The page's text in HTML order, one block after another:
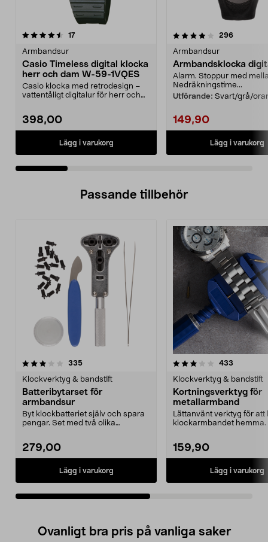
17recensioner
Armbandsur
Casio Timeless digital klocka
herr och dam W-59-1VQES
Casio klocka med retrodesign –
vattentåligt digitalur för herr och
398,00
Lägg i varukorg
4.0 av 5 stjärnor 296
Armbandsur
Armbandsklocka
Alarm. Stoppur med
Nedräkningstime...
Utförande: Svart/grå/
149,90
Lägg i varukorg
4.0 av 5 stjärnor
Passande tillbehör
335recensioner
Klockverktyg & bandstift
Batteribytarset för
armbandsur
Byt klockbatteriet själv och spara
pengar. Set med två olika
279,00
Lägg i varukorg
3.5av 5 stjärnor 433
Klockverktyg & bandstift
Kortningsverktyg för
metallarmband
Lättanvänt verktyg för att
klockarmbandet hemma.
159,90
Lägg i varukorg
4.5av 5 stjärnor
Ovanligt bra pris på vanliga saker